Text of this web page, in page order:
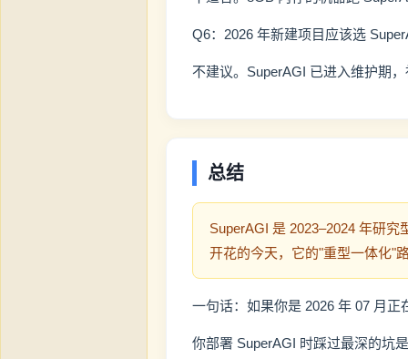
Q6：2026 年新建项目应该选
不建议。SuperAGI 已进入维护期
总结
SuperAGI 是 2023–2024 年研
开花的今天，它的"重型一体化"
一句话：如果你是 2026 年 07 月
你部署 SuperAGI 时踩过最深的坑